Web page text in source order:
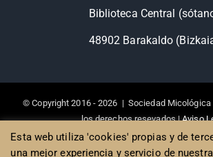
Biblioteca Central
48902 Barakaldo
© Copyright 2016 -2026 | Sociedad Micológica
los derechos resevados |Aviso
Diseño de Páginas web Bilbao,
Esta web utiliza 'cookies' propias y de
una mejor experiencia y servicio de